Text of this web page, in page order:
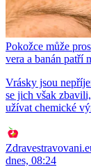
Pokožce může
vera a banán patří
Vrásky jsou
se jich však
užívat chemické
dnes, 08:24